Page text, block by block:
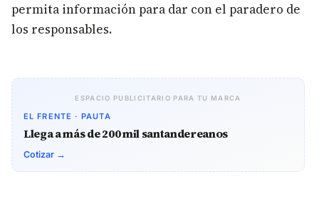
permita información para dar con el paradero de
los responsables.
ESPACIO PUBLICITARIO PARA TU MARCA
EL FRENTE · PAUTA
Llega a más de 200 mil santandereanos
Cotizar →